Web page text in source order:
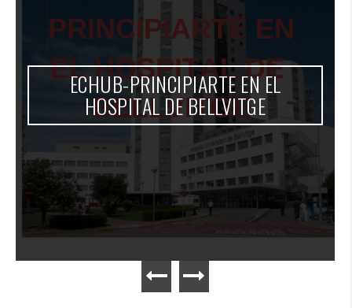
ECHUB-PRINCIPIARTE EN EL
HOSPITAL DE BELLVITGE